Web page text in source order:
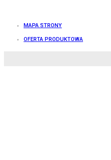
MAPA STRONY
OFERTA PRODUKTOWA